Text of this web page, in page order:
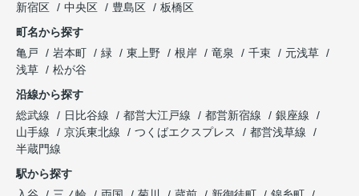
新宿区
中央区 豊島区
板橋区
町名から探す
亀戸
岩本町 緑 東上野 根岸 竜泉 千束
元浅草
浅草
松が谷
沿線から探す
総武線
日比谷線 都営大江戸線 都営新宿線
銀座線
山手線
京浜東北線 つくばエクスプレス
都営浅草線
半蔵門線
駅から探す